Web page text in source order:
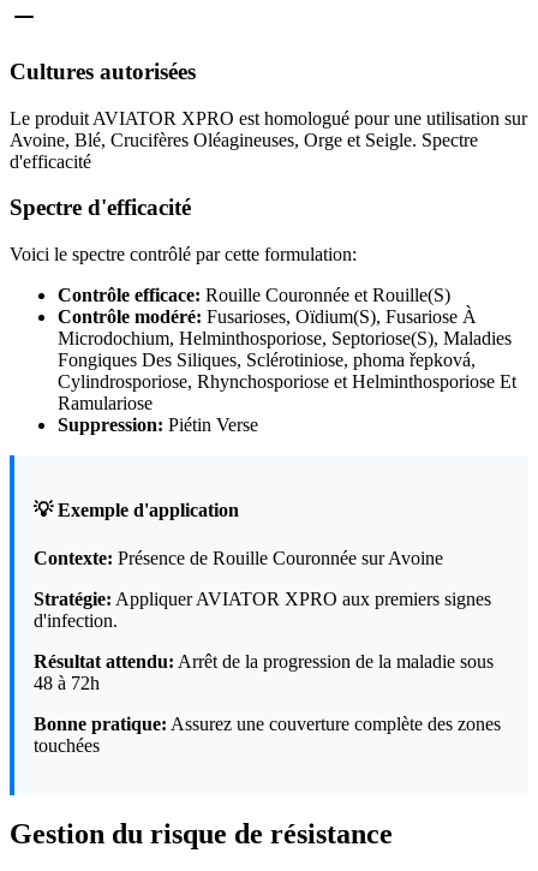
Cultures autorisées
Le produit AVIATOR XPRO est homologué pour une utilisation sur
Avoine, Blé, Crucifères Oléagineuses, Orge et Seigle. Spectre
d'efficacité
Spectre d'efficacité
Voici le spectre contrôlé par cette formulation:
Contrôle efficace: Rouille Couronnée et Rouille(S)
Contrôle modéré: Fusarioses, Oïdium(S), Fusariose À
Microdochium, Helminthosporiose, Septoriose(S), Maladies
Fongiques Des Siliques, Sclérotiniose, phoma řepková,
Cylindrosporiose, Rhynchosporiose et Helminthosporiose Et
Ramulariose
Suppression: Piétin Verse
💡 Exemple d'application
Contexte: Présence de Rouille Couronnée sur Avoine
Stratégie: Appliquer AVIATOR XPRO aux premiers signes
d'infection.
Résultat attendu: Arrêt de la progression de la maladie sous
48 à 72h
Bonne pratique: Assurez une couverture complète des zones
touchées
Gestion du risque de résistance